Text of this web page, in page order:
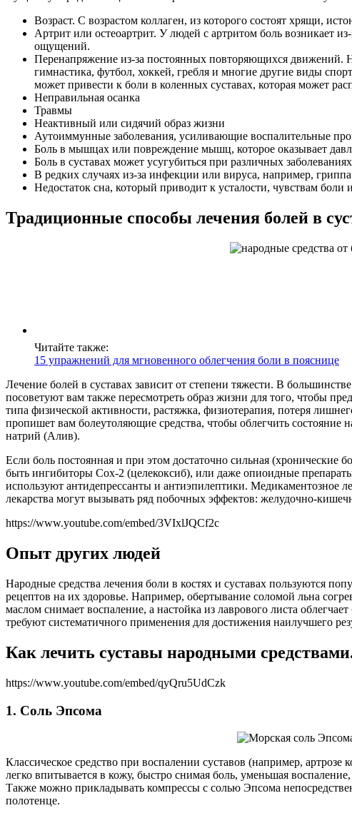
Возраст. С возрастом коллаген, из которого состоят хрящи,
Артрит или остеоартрит. У людей с артритом боль возникает
ощущений.
Перенапряжение из-за постоянных повторяющихся движений.
гимнастика, футбол, хоккей, гребля и многие другие виды
может привести к боли в коленных суставах, которая может
Неправильная осанка
Травмы
Неактивный или сидячий образ жизни
Аутоиммунные заболевания, усиливающие воспалительные
Боль в мышцах или повреждение мышц, которое оказывает
Боль в суставах может усугубиться при различных
В редких случаях из-за инфекции или вируса, например, гриппа
Недостаток сна, который приводит к усталости, чувствам
Традиционные способы лечения болей в
Читайте также:
15 упражнений для мгновенного облегчения боли в пояснице
Лечение болей в суставах зависит от степени тяжести. В
посоветуют вам также пересмотреть образ жизни для того, чтобы
типа физической активности, растяжка, физиотерапия, потеря
пропишет вам болеутоляющие средства, чтобы облегчить
натрий (Алив).
Если боль постоянная и при этом достаточно сильная
быть ингибиторы Cox-2 (целекоксиб), или даже опиоидные
используют антидепрессанты и антиэпилептики. Медикаментозное
лекарства могут вызывать ряд побочных эффектов: желудочно-
https://www.youtube.com/embed/3VIxlJQCf2c
Опыт других людей
Народные средства лечения боли в костях и суставах пользуются
рецептов на их здоровье. Например, обертывание соломой льна
маслом снимает воспаление, а настойка из лаврового листа
требуют систематичного применения для достижения наилучшего
Как лечить суставы народными
https://www.youtube.com/embed/qyQru5UdCzk
1. Соль Эпсома
Классическое средство при воспалении суставов (например,
легко впитывается в кожу, быстро снимая боль, уменьшая
Также можно прикладывать компрессы с солью Эпсома
полотенце.